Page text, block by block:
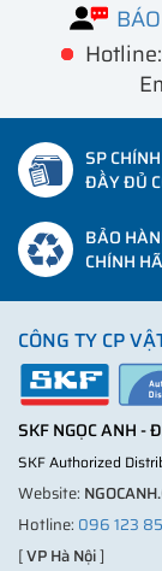
Hotline:
SP
ĐẦY ĐỦ
BẢO
CHÍNH
CÔNG TY CP
SKF NGỌC ANH -
SKF Authorized
Website:
Hotline: 096 123
[VP Hà Nội]